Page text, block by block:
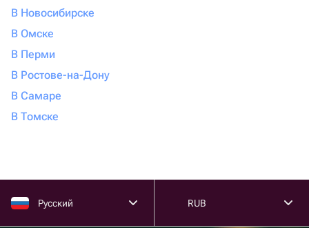
В Новосибирске
В Омске
В Перми
В Ростове-на-Дону
В Самаре
В Томске
Русский RUB